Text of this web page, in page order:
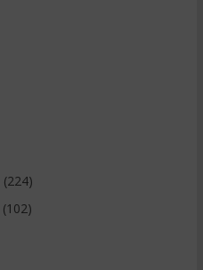
(224)
(102)